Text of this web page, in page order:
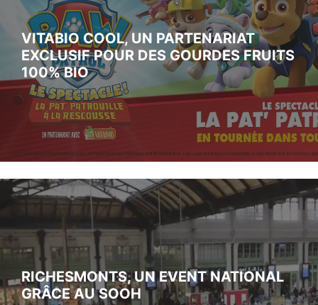
VITABIO COOL, UN PARTENARIAT
EXCLUSIF POUR DES GOURDES FRUITS
100% BIO
RICHESMONTS, UN EVENT NATIONAL
GRÂCE AU SOOH